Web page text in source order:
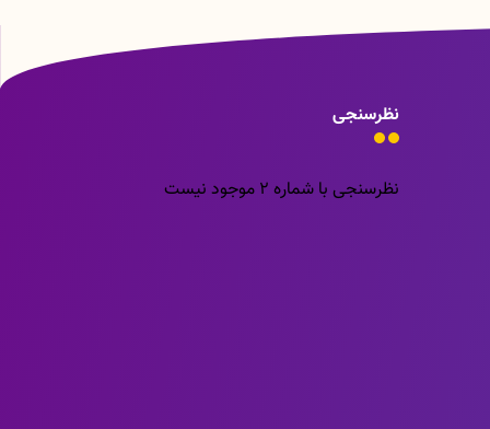
نظرسنجی
نظرسنجی با شماره 2 موجود نیست